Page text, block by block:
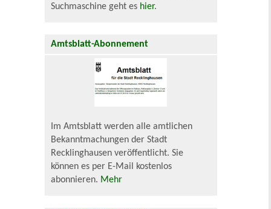
Suchmaschine geht es hier.
Amtsblatt-Abonnement
Im Amtsblatt werden alle amtlichen
Bekanntmachungen der Stadt
Recklinghausen veröffentlicht. Sie
können es per E-Mail kostenlos
abonnieren. Mehr